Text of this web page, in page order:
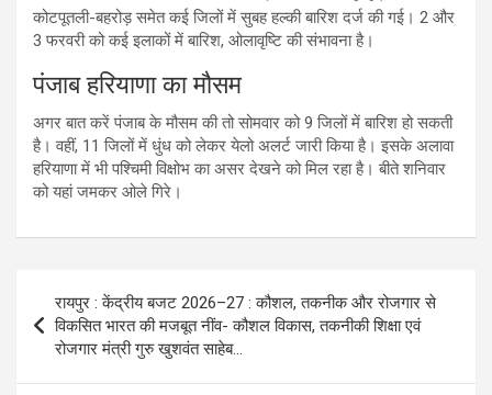
कोटपूतली-बहरोड़ समेत कई जिलों में सुबह हल्की बारिश दर्ज की गई। 2 और
3 फरवरी को कई इलाकों में बारिश, ओलावृष्टि की संभावना है।
पंजाब हरियाणा का मौसम
अगर बात करें पंजाब के मौसम की तो सोमवार को 9 जिलों में बारिश हो सकती
है। वहीं, 11 जिलों में धुंध को लेकर येलो अलर्ट जारी किया है। इसके अलावा
हरियाणा में भी पश्चिमी विक्षोभ का असर देखने को मिल रहा है। बीते शनिवार
को यहां जमकर ओले गिरे।
navigation
रायपुर : केंद्रीय बजट 2026–27 : कौशल, तकनीक और रोजगार से
विकसित भारत की मजबूत नींव- कौशल विकास, तकनीकी शिक्षा एवं
रोजगार मंत्री गुरु खुशवंत साहेब…